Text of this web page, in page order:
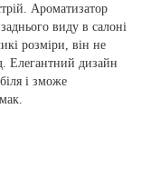
Ароматизатор
виду в салоні
розміри, він не
Елегантний дизайн
і зможе